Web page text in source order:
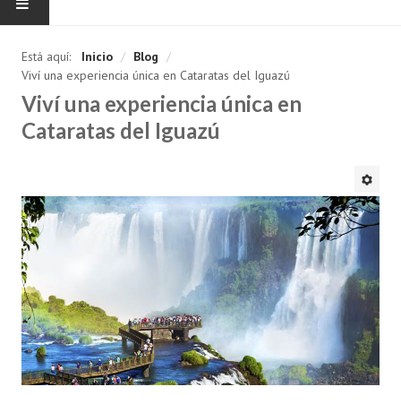
Requisitos
FAQ
Autoridades
Galería de videos
Información general
Reseña histórica
Está aquí: Inicio / Blog
/
Viví una experiencia única en Cataratas del Iguazú
Viví una experiencia única en
Cataratas del Iguazú